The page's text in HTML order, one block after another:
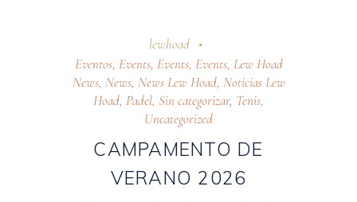
lewhoad
Eventos, Events, Events, Events, Lew Hoad
News, News, News Lew Hoad, Noticias Lew
Hoad, Padel, Sin categorizar, Tenis,
Uncategorized
CAMPAMENTO DE
VERANO 2026